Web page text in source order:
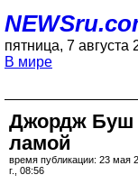
пятница, 7 августа
В мире
Джордж Буш
ламой
время публикации: 23 мая
г., 08:56